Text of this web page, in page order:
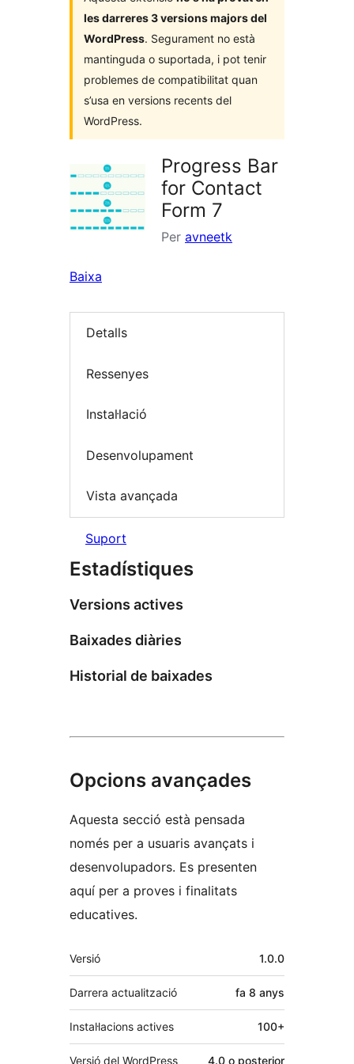
les darreres 3 versions majors del
WordPress. Segurament no està
mantinguda o suportada, i pot tenir
problemes de compatibilitat quan
s’usa en versions recents del
WordPress.
Progress Bar
for Contact
Form 7
Per avneetk
Baixa
Detalls
Ressenyes
Instal·lació
Desenvolupament
Vista avançada
Suport
Estadístiques
Versions actives
Baixades diàries
Historial de baixades
Opcions avançades
Aquesta secció està pensada
només per a usuaris avançats i
desenvolupadors. Es presenten
aquí per a proves i finalitats
educatives.
Meta
Versió 1.0.0
Darrera actualització fa 8 anys
Instal·lacions actives 100+
Versió del WordPress 4.0 o posterior